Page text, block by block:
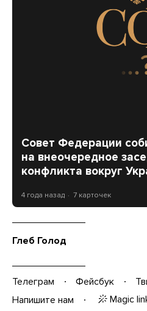
Совет Федерации
на внеочередное
конфликта вокруг
4 года назад 7 карточек
Глеб Голод
Телеграм Фейсбук
Напишите нам
Magic